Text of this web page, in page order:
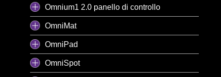
Omnium1 2.0 panello di controllo
OmniMat
OmniPad
OmniSpot